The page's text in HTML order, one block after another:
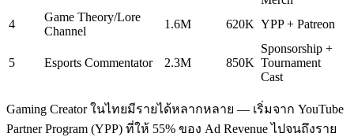
4
Game Theory/Lore
Channel
1.6M 620K YPP + Patreon
5 Esports Commentator 2.3M 850K
Sponsorship +
Tournament
Cast
Gaming Creator ในไทยมีรายได้หลากหลาย — เริ่มจาก YouTube
Partner Program (YPP) ที่ให้ 55% ของ Ad Revenue ไปจนถึงราย